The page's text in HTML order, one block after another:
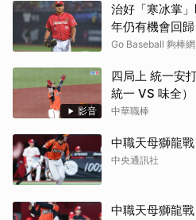
治好「寒冰掌
年仍有機會回歸
Go Baseball 夠棒網
影音
四局上 統一安
統一 VS 味全）
中華職棒
中職天母獅龍
中央通訊社
中職天母獅龍